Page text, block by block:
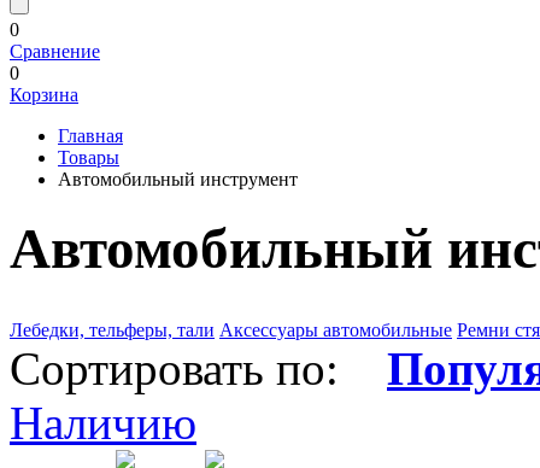
0
Сравнение
0
Корзина
Главная
Товары
Автомобильный инструмент
Автомобильный
Лебедки, тельферы, тали Аксессуары автомобильные Ремни
Сортировать по:
Наличию